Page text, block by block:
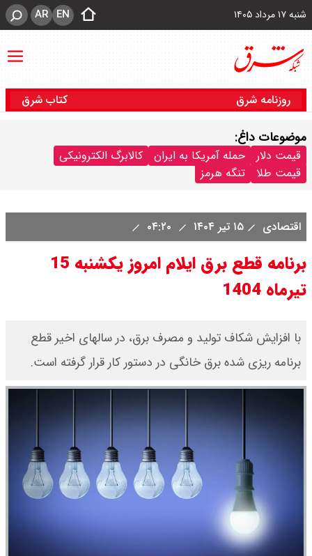
شنبه ۱۷ مرداد ۱۴۰۵ EN
AR
روزنامه شرق کتاب شرق
موضوعات داغ:
قیمت دلار حمله آمریکا به ایران
کالابرگ الکترونیکی
قیمت طلا
تنگه هرمز
اقتصادی ۱۵ تیر ۱۴۰۴
برنامه قطع برق ایلام امروز یکشنبه 15
تیرماه 1404
با افزایش شکاف تولید و مصرف برق، در سالهای اخیر قطع
برنامه ریزی شده برق خانگی در دستور کار قرار گرفته است.